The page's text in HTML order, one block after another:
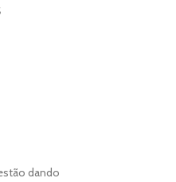
dando